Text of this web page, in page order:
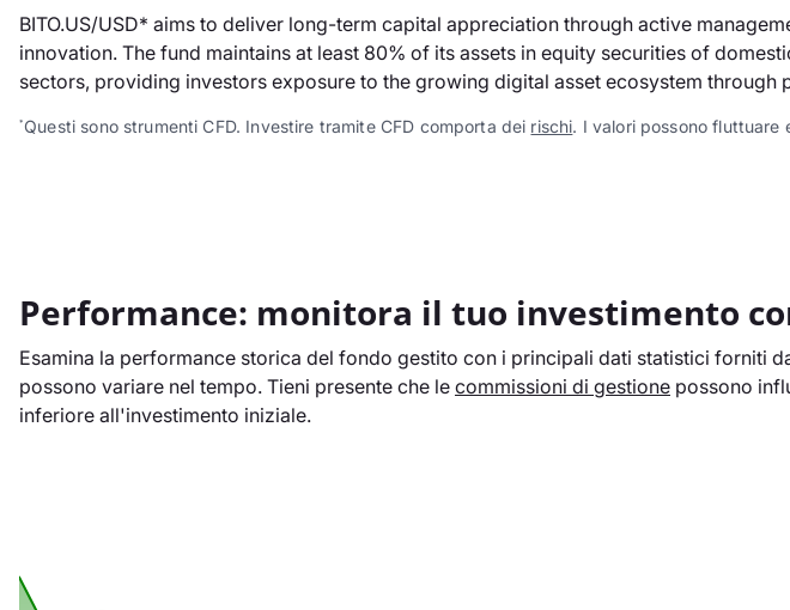
BITO.US/USD* aims to deliver long-term capital appreciation through active
innovation. The fund maintains at least 80% of its assets in equity securities of
sectors, providing investors exposure to the growing digital asset ecosystem through
* Questi sono strumenti CFD. Investire tramite CFD comporta dei rischi. I valori possono fluttuare
Performance: monitora il tuo investimento
Esamina la performance storica del fondo gestito con i principali dati statistici forniti
possono variare nel tempo. Tieni presente che le commissioni di gestione possono
inferiore all'investimento iniziale.